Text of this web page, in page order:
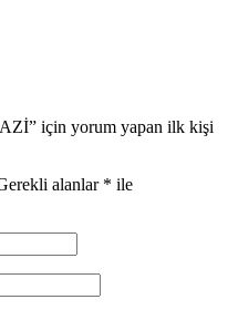
için yorum yapan ilk kişi
alanlar * ile